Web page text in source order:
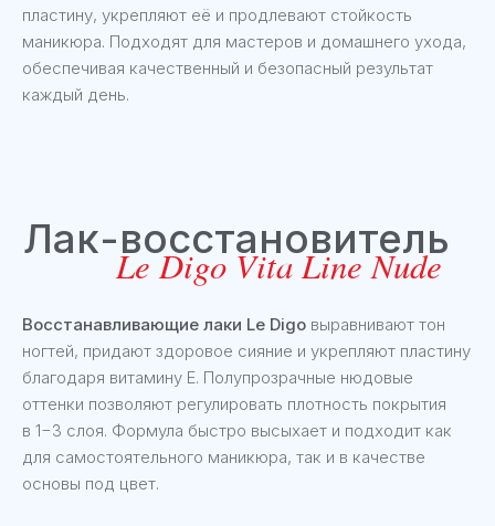
пластину, укрепляют её и продлевают стойкость
маникюра. Подходят для мастеров и домашнего ухода,
обеспечивая качественный и безопасный результат
каждый день.
Восстанавливающие лаки Le Digo выравнивают тон
ногтей, придают здоровое сияние и укрепляют пластину
благодаря витамину Е. Полупрозрачные нюдовые
оттенки позволяют регулировать плотность покрытия
в 1−3 слоя. Формула быстро высыхает и подходит как
для самостоятельного маникюра, так и в качестве
основы под цвет.
Лак для ногтей
Le Digo Vita Line Nude